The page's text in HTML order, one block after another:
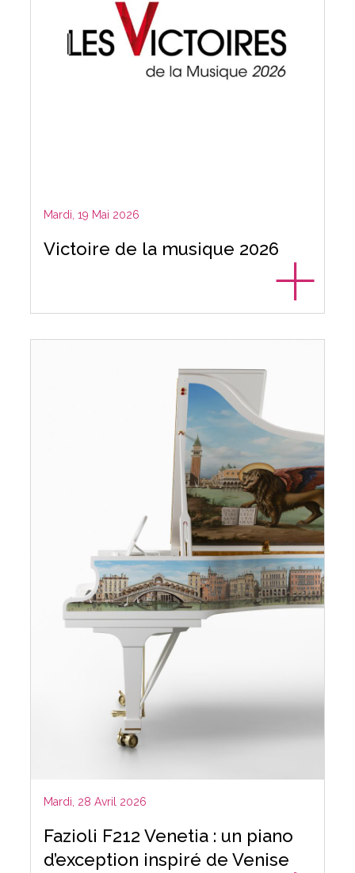
Mardi, 19 Mai 2026
Victoire de la musique 2026
Mardi, 28 Avril 2026
Fazioli F212 Venetia : un piano
d’exception inspiré de Venise